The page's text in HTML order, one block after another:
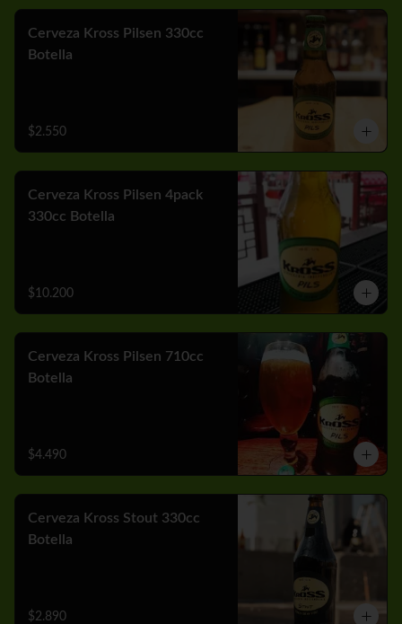
Cerveza Kross Pilsen 330cc
Botella
$2.550
Cerveza Kross Pilsen 4pack
330cc Botella
$10.200
Cerveza Kross Pilsen 710cc
Botella
$4.490
Cerveza Kross Stout 330cc
Botella
$2.890